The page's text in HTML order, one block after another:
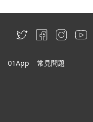
01App
常見問題